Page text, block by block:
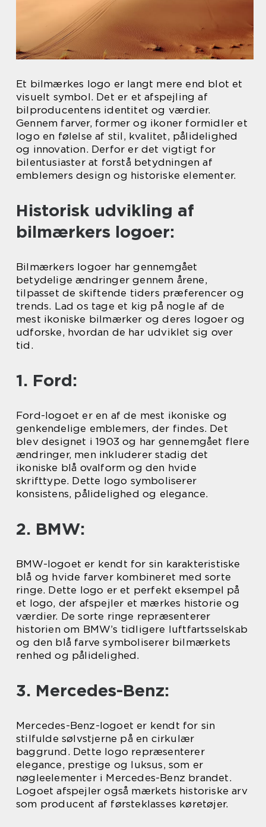
Et bilmærkes logo er langt mere end blot et
visuelt symbol. Det er et afspejling af
bilproducentens identitet og værdier.
Gennem farver, former og ikoner formidler et
logo en følelse af stil, kvalitet, pålidelighed
og innovation. Derfor er det vigtigt for
bilentusiaster at forstå betydningen af
emblemers design og historiske elementer.
Historisk udvikling af
bilmærkers logoer:
Bilmærkers logoer har gennemgået
betydelige ændringer gennem årene,
tilpasset de skiftende tiders præferencer og
trends. Lad os tage et kig på nogle af de
mest ikoniske bilmærker og deres logoer og
udforske, hvordan de har udviklet sig over
tid.
1. Ford:
Ford-logoet er en af de mest ikoniske og
genkendelige emblemers, der findes. Det
blev designet i 1903 og har gennemgået flere
ændringer, men inkluderer stadig det
ikoniske blå ovalform og den hvide
skrifttype. Dette logo symboliserer
konsistens, pålidelighed og elegance.
2. BMW:
BMW-logoet er kendt for sin karakteristiske
blå og hvide farver kombineret med sorte
ringe. Dette logo er et perfekt eksempel på
et logo, der afspejler et mærkes historie og
værdier. De sorte ringe repræsenterer
historien om BMW’s tidligere luftfartsselskab
og den blå farve symboliserer bilmærkets
renhed og pålidelighed.
3. Mercedes-Benz:
Mercedes-Benz-logoet er kendt for sin
stilfulde sølvstjerne på en cirkulær
baggrund. Dette logo repræsenterer
elegance, prestige og luksus, som er
nøgleelementer i Mercedes-Benz brandet.
Logoet afspejler også mærkets historiske arv
som producent af førsteklasses køretøjer.